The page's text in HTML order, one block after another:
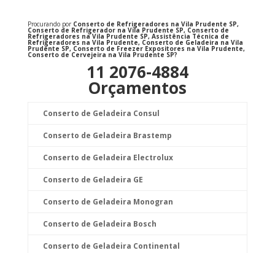
Procurando por Conserto de Refrigeradores na Vila Prudente SP,
Conserto de Refrigerador na Vila Prudente SP, Conserto de
Refrigeradores na Vila Prudente SP, Assistência Técnica de
Refrigeradores na Vila Prudente, Conserto de Geladeira na Vila
Prudente SP, Conserto de Freezer Expositores na Vila Prudente,
Conserto de Cervejeira na Vila Prudente SP?
11 2076-4884
Orçamentos
Conserto de Geladeira Consul
Conserto de Geladeira Brastemp
Conserto de Geladeira Electrolux
Conserto de Geladeira GE
Conserto de Geladeira Monogran
Conserto de Geladeira Bosch
Conserto de Geladeira Continental